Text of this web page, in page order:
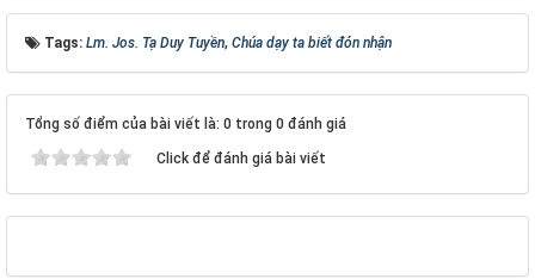
Tags: Lm. Jos. Tạ Duy Tuyền, Chúa dạy ta biết đón nhận
Tổng số điểm của bài viết là: 0 trong 0 đánh giá
Click để đánh giá bài viết